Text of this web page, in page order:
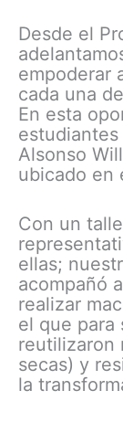
Desde el
empoderar
cada una
En esta
Alsonso
ubicado en
Con un
ellas;
acompañó
realizar
el que para
reutilizaron
secas) y
la